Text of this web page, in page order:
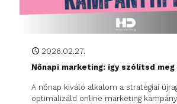
2026.02.27.
Nőnapi marketing: így szólítsd
A nőnap kiváló alkalom a stratégiai
optimalizáld online marketing